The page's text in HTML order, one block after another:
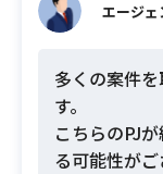
エージェ
多くの案件
す。
こちらのPJ
る可能性がご